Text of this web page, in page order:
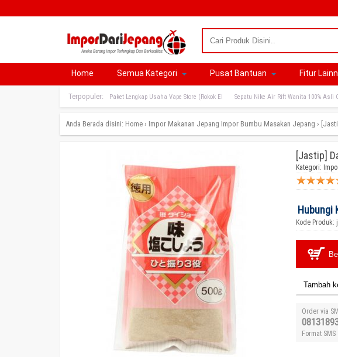
Home Semua Kategori Pusat Bantuan Fitur
Terpopuler: Paket Lengkap Usaha Vape Store (Rokok El Sepatu Nike Air Rift Wanita 100% Asli
Anda Berada disini: Home › Impor Makanan Jepang Impor Bumbu Masakan Jepang ›
[Jastip]
Kategori:
Hubungi
Kode Produk:
Tambah
Order via
Format SMS :